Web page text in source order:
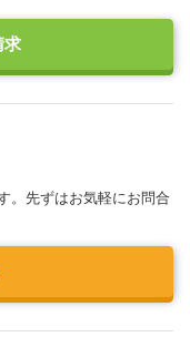
求
。先ずはお気軽にお問合